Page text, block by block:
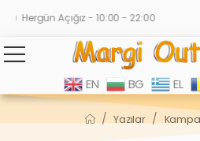
Hergün Açığız - 10:00 - 22:00
EN BG EL
/ Yazılar /